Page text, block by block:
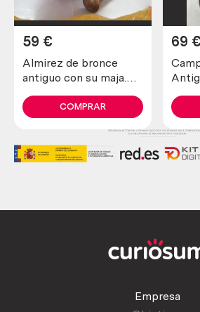
Almirez de bronce
antiguo con su maja.
almirez
59 €
COMPRAR
69 €
Empresa